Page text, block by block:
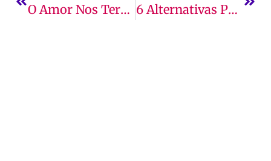
O Amor Nos Termos Do Contrato: Breve Análise Do Contrato De Namoro 6 Alternativas Para Ganhar Dinheiro E Começar A Faculdade